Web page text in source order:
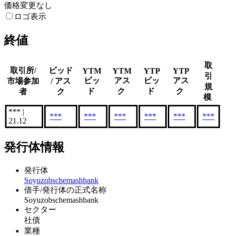
価格変更なし
ロゴ表示
終値
取引所/
市場参加
者
ビッド
/ アス
ク
YTM
ビッ
ド
YTM
アス
ク
YTP
ビッ
ド
YTP
アス
ク
取
引
規
模
*** |
21.12
*** *** *** *** *** ***
発行体情報
発行体
Soyuzobschemashbank
借手/発行体の正式名称
Soyuzobschemashbank
セクター
社債
業種